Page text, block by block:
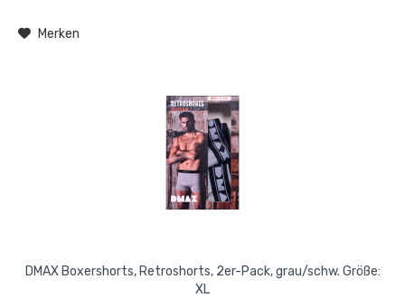
Merken
DMAX Boxershorts, Retroshorts, 2er-Pack, grau/schw. Größe:
XL